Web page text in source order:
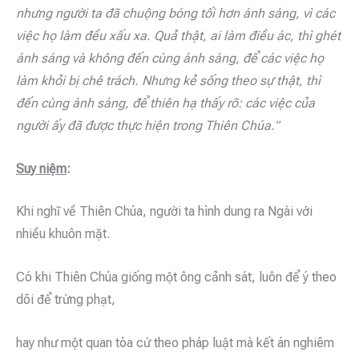
nhưng người ta đã chuộng bóng tối hơn ánh sáng, vì các
việc họ làm đều xấu xa. Quả thật, ai làm điều ác, thì ghét
ánh sáng và không đến cùng ánh sáng, để các việc họ
làm khỏi bị chê trách. Nhưng kẻ sống theo sự thật, thì
đến cùng ánh sáng, để thiên hạ thấy rõ: các việc của
người ấy đã được thực hiện trong Thiên Chúa.”
Suy niệm:
Khi nghĩ về Thiên Chúa, người ta hình dung ra Ngài với
nhiều khuôn mặt.
Có khi Thiên Chúa giống một ông cảnh sát, luôn để ý theo
dõi để trừng phạt,
hay như một quan tòa cứ theo pháp luật mà kết án nghiêm